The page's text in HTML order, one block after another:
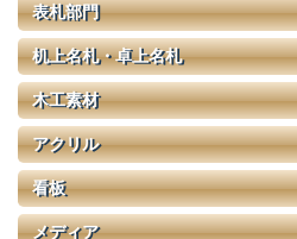
表札部門
机上名札・卓上名札
木工素材
アクリル
看板
メディア